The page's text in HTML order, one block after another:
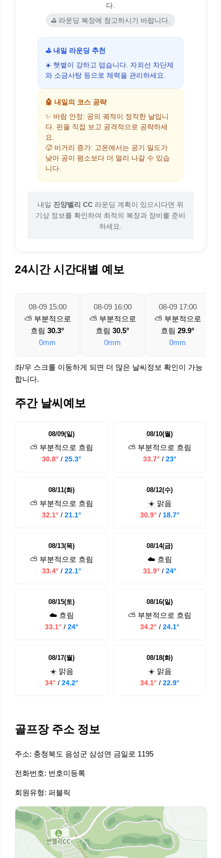
다.
⛳ 라운딩 복장에 참고하시기 바랍니다.
⛳ 내일 라운딩 추천
☀️ 햇볕이 강하고 덥습니다. 자외선 차단제
와 소금사탕 등으로 체력을 관리하세요.
🤖 내일의 코스 공략
✨ 바람 안정: 공의 궤적이 정직한 날입니
다. 핀을 직접 보고 공격적으로 공략하세
요.
🥵 비거리 증가: 고온에서는 공기 밀도가
낮아 공이 평소보다 더 멀리 나갈 수 있습
니다.
내일 진양벨리 CC 라운딩 계획이 있으시다면 위
기상 정보를 확인하여 최적의 복장과 장비를 준비
하세요.
24시간 시간대별 예보
08-09 15:00
⛅ 부분적으로
흐림 30.3°
0mm
08-09 16:00
⛅ 부분적으로
흐림 30.5°
0mm
08-09 17:00
⛅ 부분적으로
흐림 29.9°
0mm
좌/우 스크롤 이동하게 되면 더 많은 날씨정보 확인이 가능
합니다.
주간 날씨예보
08/09(일)
⛅ 부분적으로 흐림
30.8° / 25.3°
08/10(월)
⛅ 부분적으로 흐림
33.7° / 23°
08/11(화)
⛅ 부분적으로 흐림
32.1° / 21.1°
08/12(수)
☀️ 맑음
30.9° / 18.7°
08/13(목)
⛅ 부분적으로 흐림
33.4° / 22.1°
08/14(금)
☁️ 흐림
31.9° / 24°
08/15(토)
☁️ 흐림
33.1° / 24°
08/16(일)
⛅ 부분적으로 흐림
34.2° / 24.1°
08/17(월)
☀️ 맑음
34° / 24.2°
08/18(화)
☀️ 맑음
34.1° / 22.9°
골프장 주소 정보
주소: 충청북도 음성군 삼성면 금일로 1195
전화번호: 번호미등록
회원유형: 퍼블릭